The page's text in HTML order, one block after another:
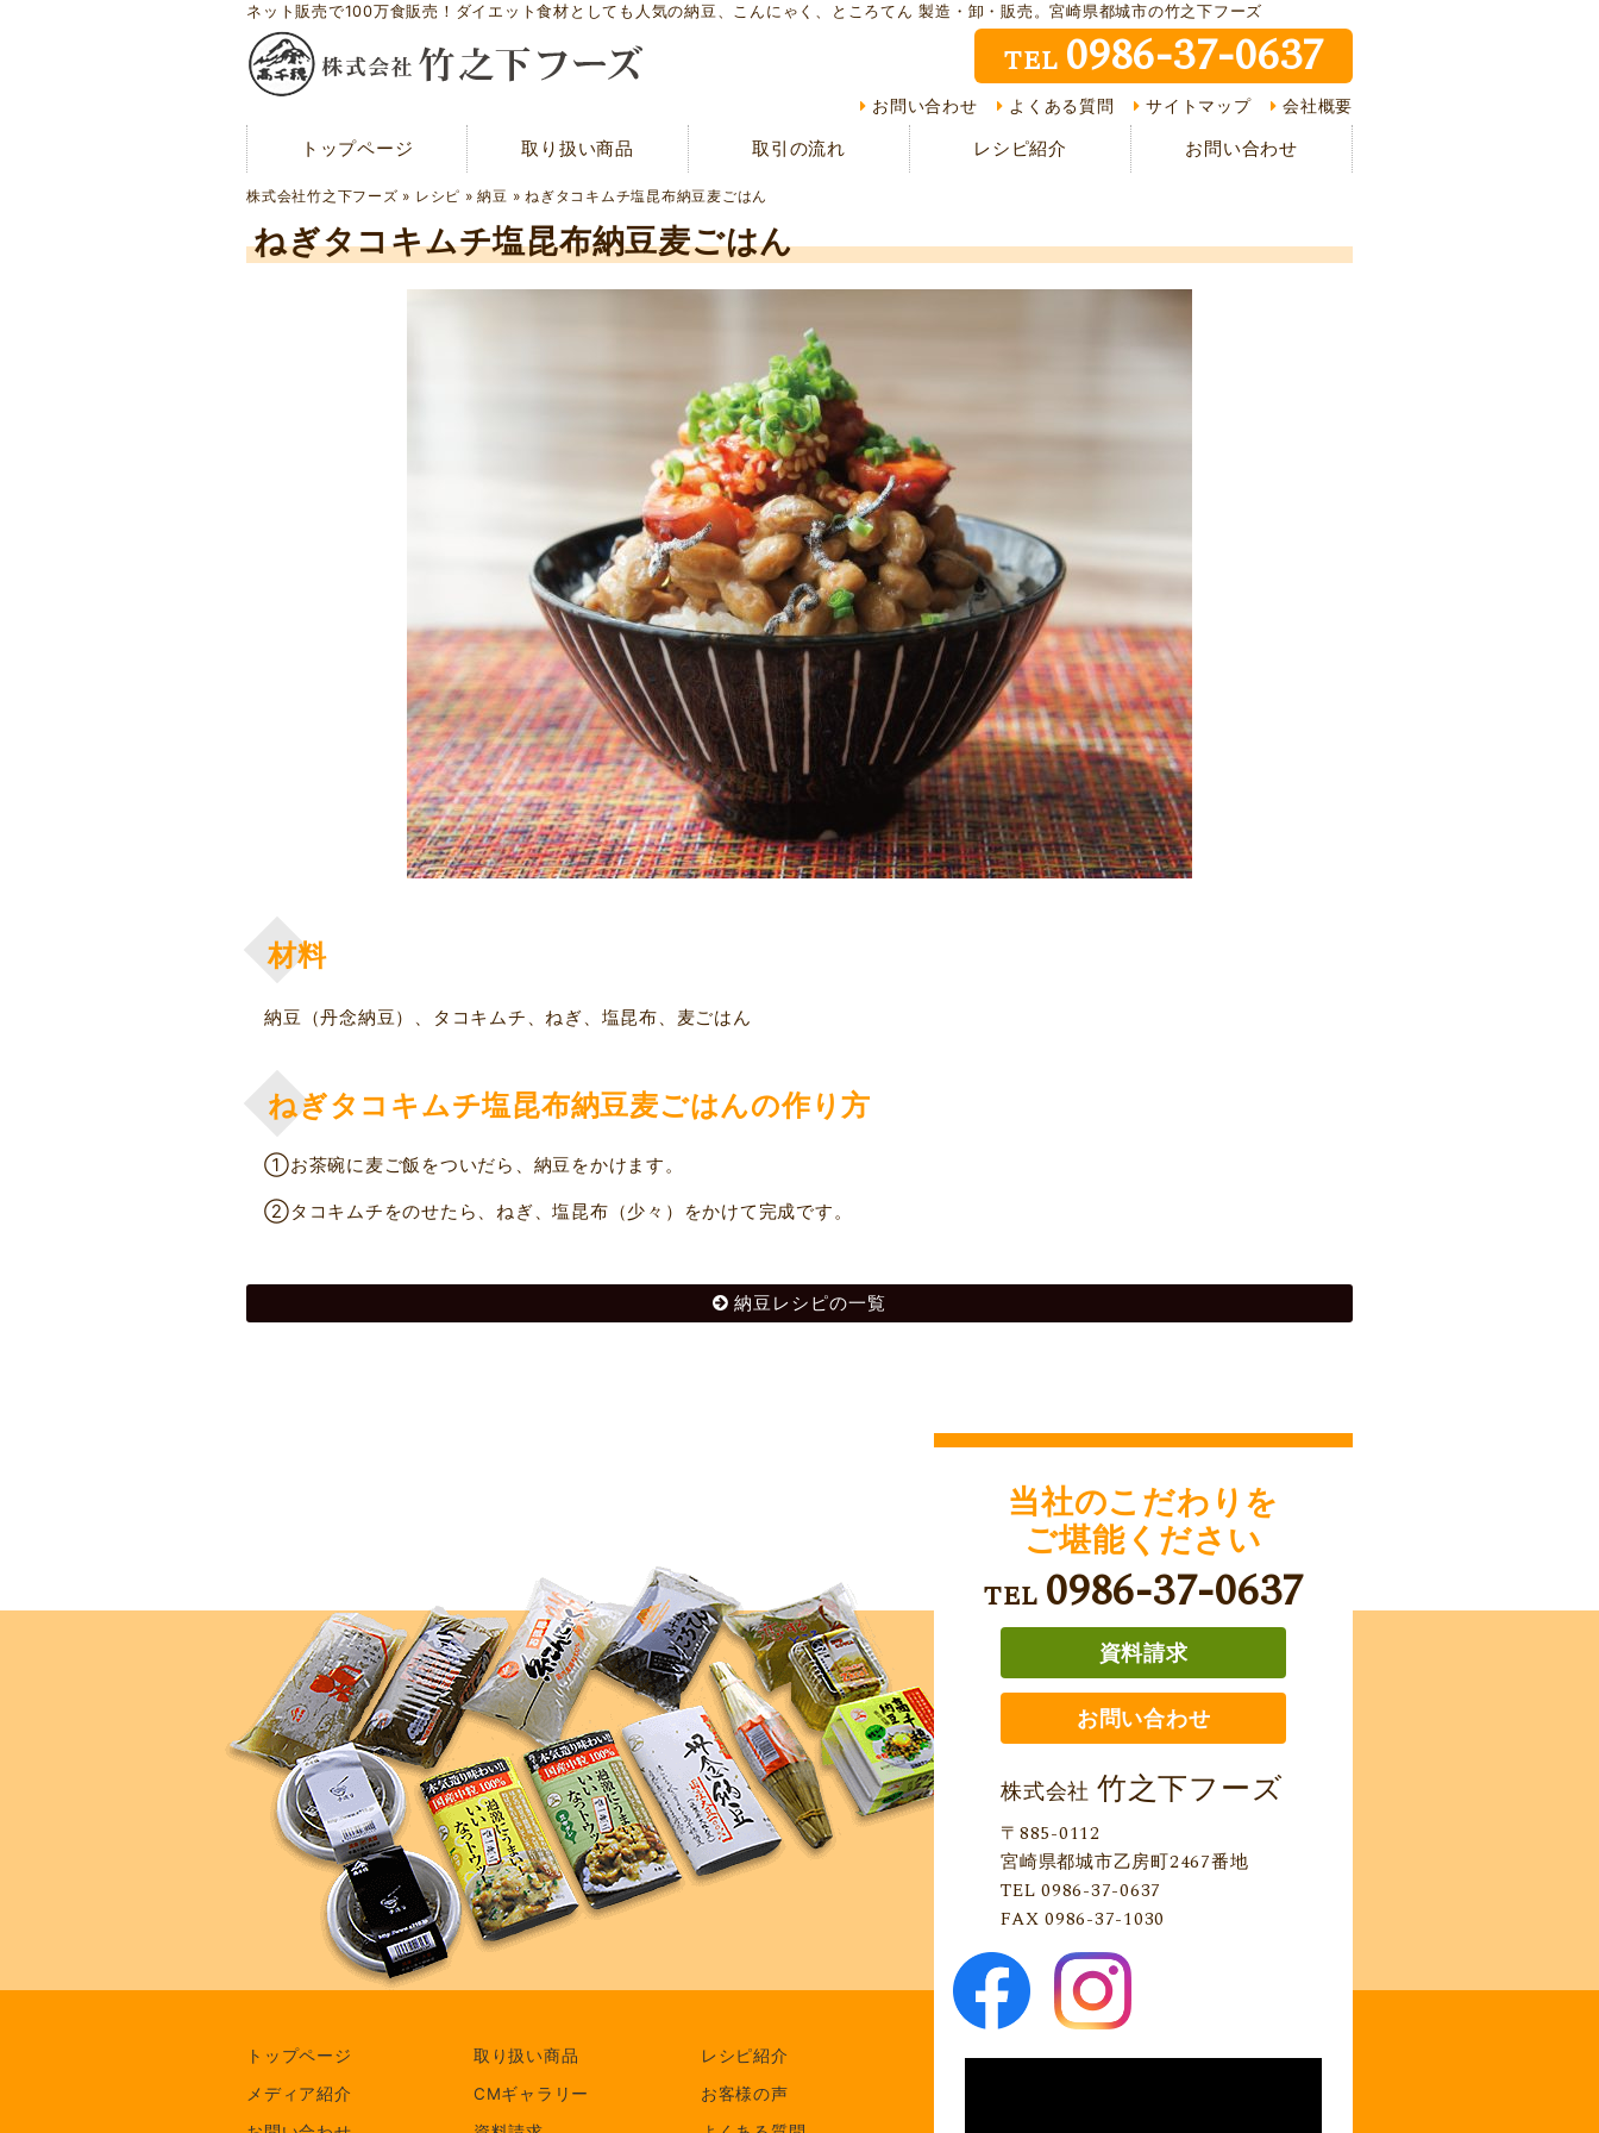
ネット販売で100万食販売！ダイエット食材としても人気の納豆、こんにゃく、ところてん 製造・卸・販売。宮崎県都城市の竹之下フーズ
TEL 0986-37-0637
お問い合わせ よくある質問 サイトマップ 会社概要
トップページ 取り扱い商品 取引の流れ レシピ紹介 お問い合わせ
株式会社竹之下フーズ » レシピ »納豆 » ねぎタコキムチ塩昆布納豆麦ごはん
ねぎタコキムチ塩昆布納豆麦ごはん
材料
納豆（丹念納豆）、タコキムチ、ねぎ、塩昆布、麦ごはん
ねぎタコキムチ塩昆布納豆麦ごはんの作り方
①お茶碗に麦ご飯をついだら、納豆をかけます。
②タコキムチをのせたら、ねぎ、塩昆布（少々）をかけて完成です。
納豆レシピの一覧
当社のこだわりを
ご堪能ください
TEL 0986-37-0637
資料請求
お問い合わせ
株式会社 竹之下フーズ
〒885-0112
宮崎県都城市乙房町2467番地
TEL 0986-37-0637
FAX 0986-37-1030
トップページ 取り扱い商品
レシピ紹介
メディア紹介
CMギャラリー
お客様の声
トップページ レシピ紹介
メディア紹介 CMギャラリー お客様の声
会社概要 現在の取り組み 取引の流れ
サイトマップ